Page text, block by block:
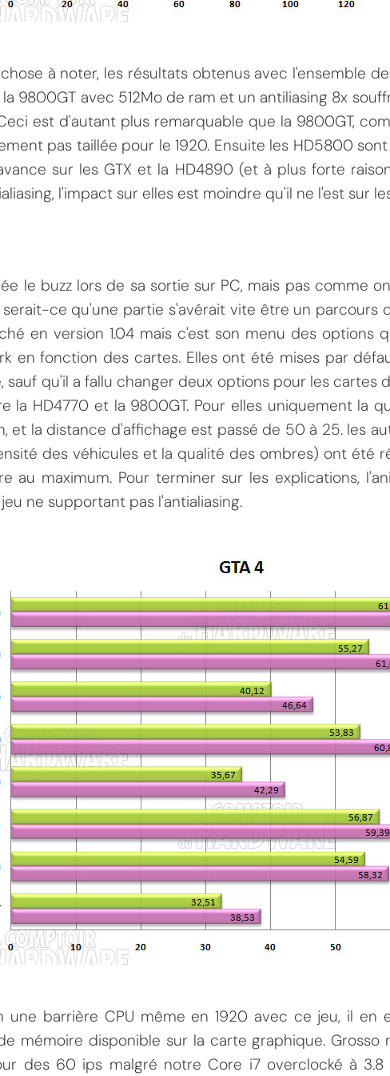
à noter, les résultats obtenus avec l'ensemble
9800GT avec 512Mo de ram et un antiliasing 8x
est d'autant plus remarquable que la 9800GT,
pas taillée pour le 1920. Ensuite les HD5800
sur les GTX et la HD4890 (et à plus forte
l'impact sur elles est moindre qu'il ne l'est sur
le buzz lors de sa sortie sur PC, mais pas comme
ce qu'une partie s'avérait vite être un parcours
en version 1.04 mais c'est son menu des options
en fonction des cartes. Elles ont été mises par
sauf qu'il a fallu changer deux options pour les cartes
la HD4770 et la 9800GT. Pour elles uniquement la
et la distance d'affichage est passé de 50 à 25. les
des véhicules et la qualité des ombres) ont été
au maximum. Pour terminer sur les explications,
ne supportant pas l'antialiasing.
une barrière CPU même en 1920 avec ce jeu, il en
mémoire disponible sur la carte graphique. Grosso
des 60 ips malgré notre Core i7 overclocké à 3.8